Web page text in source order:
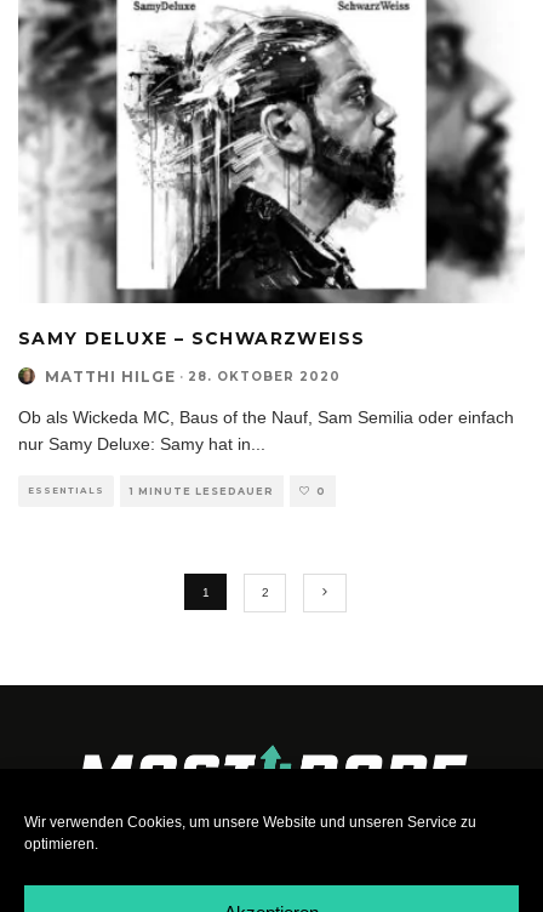
Wir verwenden Cookies, um unsere Website und unseren Service zu
optimieren.
SAMY DELUXE – SCHWARZWEISS
MATTHI HILGE · 28. OKTOBER 2020
Ob als Wickeda MC, Baus of the Nauf, Sam Semilia oder einfach
nur Samy Deluxe: Samy hat in
ESSENTIALS 1 MINUTE LESEDAUER 0
1 2